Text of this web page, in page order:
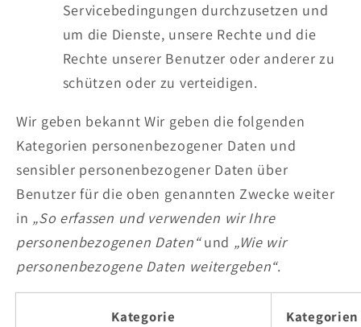
Servicebedingungen durchzusetzen und
um die Dienste, unsere Rechte und die
Rechte unserer Benutzer oder anderer zu
schützen oder zu verteidigen.
Wir geben bekannt Wir geben die folgenden
Kategorien personenbezogener Daten und
sensibler personenbezogener Daten über
Benutzer für die oben genannten Zwecke weiter
in „So erfassen und verwenden wir Ihre
personenbezogenen Daten“und „Wie wir
personenbezogene Daten weitergeben“.
Kategorie